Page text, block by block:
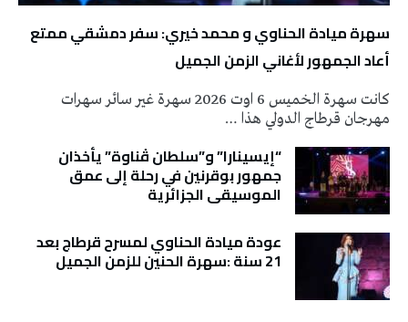
سهرة ميادة الحناوي و محمد خيري: سفر دمشقي ممتع
أعاد الجمهور لأغاني الزمن الجميل
كانت سهرة الخميس 6 اوت 2026 سهرة غير سائر سهرات
مهرجان قرطاج الدولي هذا …
“إيسينارا” و”سلطان ڤناوة” يأخذان
جمهور بوقرنين في رحلة إلى عمق
الموسيقى الجزائرية
عودة ميادة الحناوي لمسرح قرطاج بعد
21 سنة :سهرة الحنين للزمن الجميل